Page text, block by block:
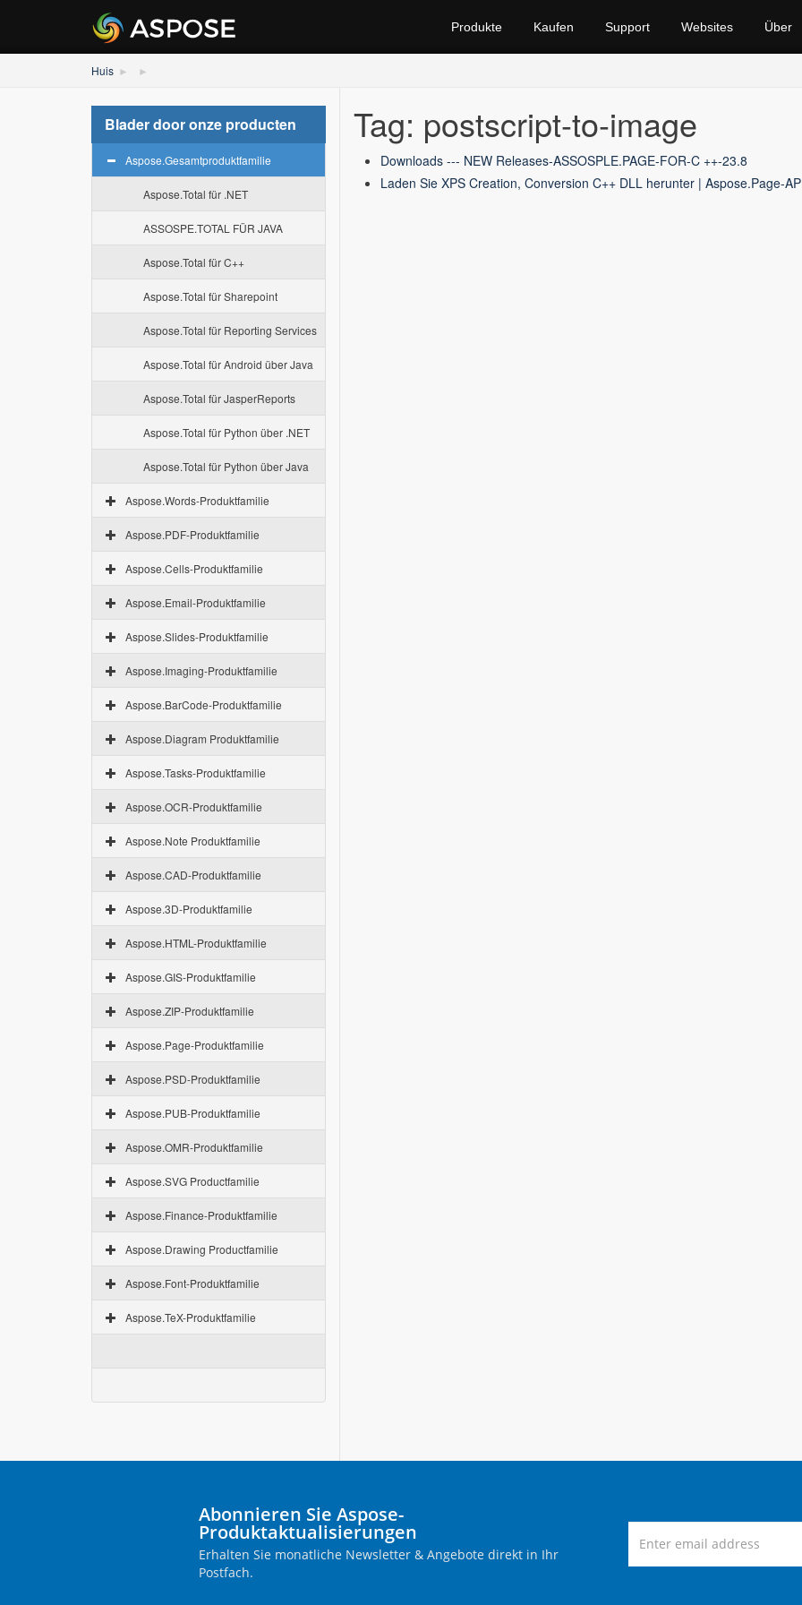
Produkte Kaufen Support Websites Über
Huis
Blader door onze producten
Aspose.Gesamtproduktfamilie
Aspose.Total für .NET
ASSOSPE.TOTAL FÜR JAVA
Aspose.Total für C++
Aspose.Total für Sharepoint
Aspose.Total für Reporting Services
Aspose.Total für Android über Java
Aspose.Total für JasperReports
Aspose.Total für Python über .NET
Aspose.Total für Python über Java
Aspose.Words-Produktfamilie
Aspose.PDF-Produktfamilie
Aspose.Cells-Produktfamilie
Aspose.Email-Produktfamilie
Aspose.Slides-Produktfamilie
Aspose.Imaging-Produktfamilie
Aspose.BarCode-Produktfamilie
Aspose.Diagram Produktfamilie
Aspose.Tasks-Produktfamilie
Aspose.OCR-Produktfamilie
Aspose.Note Produktfamilie
Aspose.CAD-Produktfamilie
Aspose.3D-Produktfamilie
Aspose.HTML-Produktfamilie
Aspose.GIS-Produktfamilie
Aspose.ZIP-Produktfamilie
Aspose.Page-Produktfamilie
Aspose.PSD-Produktfamilie
Aspose.PUB-Produktfamilie
Aspose.OMR-Produktfamilie
Aspose.SVG Productfamilie
Aspose.Finance-Produktfamilie
Aspose.Drawing Productfamilie
Aspose.Font-Produktfamilie
Aspose.TeX-Produktfamilie
Tag: postscript-to-image
Downloads --- NEW Releases-ASSOSPLE.PAGE-FOR-C ++-23.8
Laden Sie XPS Creation, Conversion C++ DLL herunter | Aspose.Page-
Abonnieren Sie Aspose-
Produktaktualisierungen
Erhalten Sie monatliche Newsletter & Angebote direkt in Ihr
Postfach.